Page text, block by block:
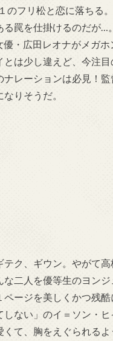
のフリ松と恋に落ちる
罠を仕掛けるのだが…
・広田レオナがメガ
は少し違えど、今注
レーションは必見！
りそうだ。
ク、ギウン。やがて
二人を優等生のヨン
ージを美しくかつ残
ない」のイ＝ソン・
て、胸をえぐられる